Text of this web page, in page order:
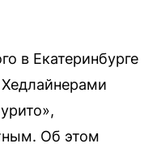
в Екатеринбурге
Об этом